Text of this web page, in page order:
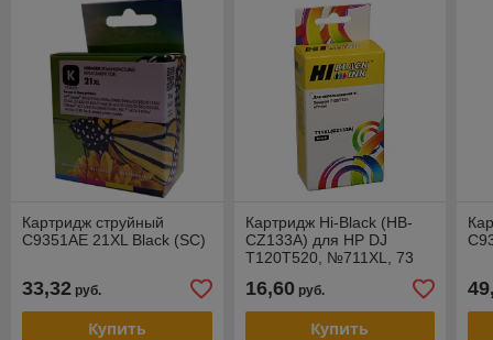
Картридж струйный
C9351AE 21XL Black (SC)
33,32 руб.
Купить
Картридж Hi-Black (HB-
CZ133A) для HP DJ
T120T520, №711XL, 73
16,60руб.
Купить